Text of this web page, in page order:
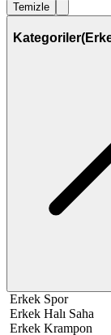
Temizle
Kategoriler
Erkek Spor
Erkek Halı Saha
Erkek Krampon